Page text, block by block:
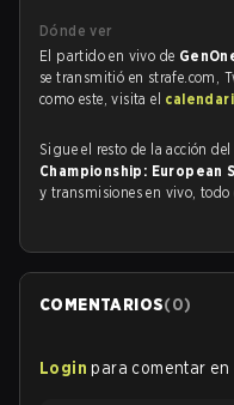
Dónde ver
El partido en vivo de
se transmitió en strafe.com,
como este, visita el
Sigue el resto de la acción del
Championship: European
y transmisiones en vivo, todo
COMENTARIOS(0)
Login para comentar